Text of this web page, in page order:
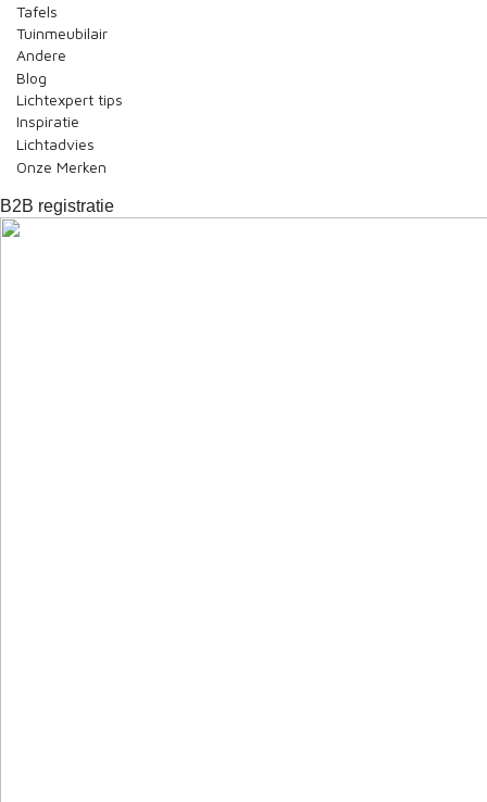
Tafels
Tuinmeubilair
Andere
Blog
Lichtexpert tips
Inspiratie
Lichtadvies
Onze Merken
B2B registratie